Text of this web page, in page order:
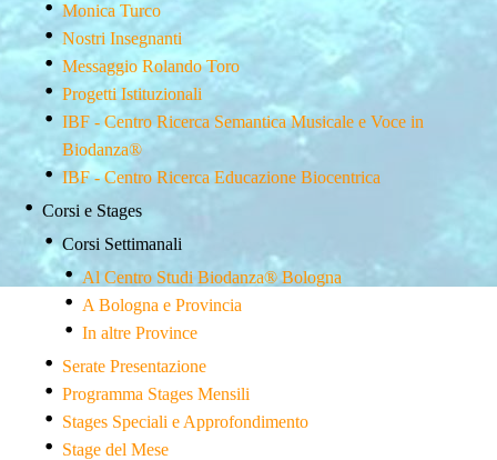
Monica Turco
Nostri Insegnanti
Messaggio Rolando Toro
Progetti Istituzionali
IBF - Centro Ricerca Semantica Musicale e Voce in
Biodanza®
IBF - Centro Ricerca Educazione Biocentrica
Corsi e Stages
Corsi Settimanali
Al Centro Studi Biodanza® Bologna
A Bologna e Provincia
In altre Province
Serate Presentazione
Programma Stages Mensili
Stages Speciali e Approfondimento
Stage del Mese